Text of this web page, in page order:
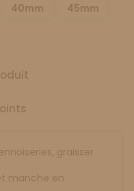
40mm
45mm
graisser
manche en